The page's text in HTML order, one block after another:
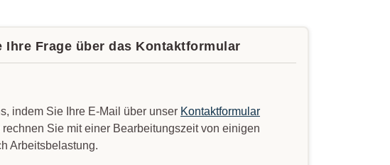
Ihre Frage über das Kontaktformular
indem Sie Ihre E-Mail über unser Kontaktformular
Sie mit einer Bearbeitungszeit von einigen
Arbeitsbelastung.